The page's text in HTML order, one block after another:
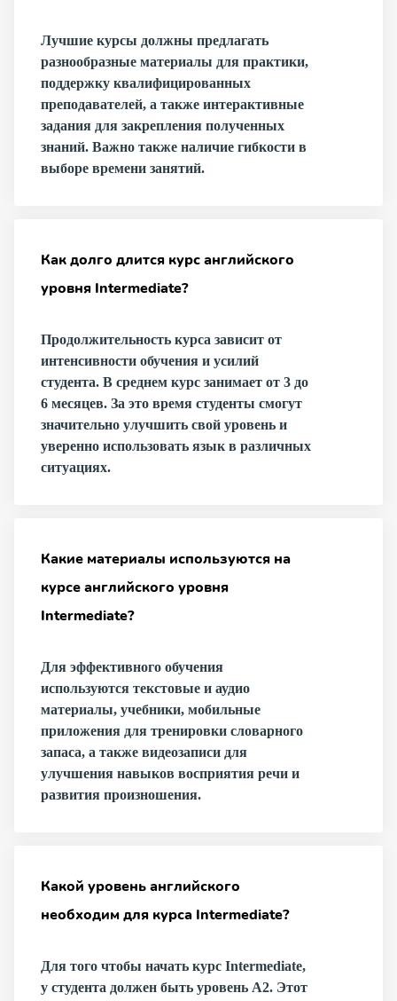
Лучшие курсы должны предлагать
разнообразные материалы для практики,
поддержку квалифицированных
преподавателей, а также интерактивные
задания для закрепления полученных
знаний. Важно также наличие гибкости в
выборе времени занятий.
Как долго длится курс английского
уровня Intermediate?
Продолжительность курса зависит от
интенсивности обучения и усилий
студента. В среднем курс занимает от 3 до
6 месяцев. За это время студенты смогут
значительно улучшить свой уровень и
уверенно использовать язык в различных
ситуациях.
Какие материалы используются на
курсе английского уровня
Intermediate?
Для эффективного обучения
используются текстовые и аудио
материалы, учебники, мобильные
приложения для тренировки словарного
запаса, а также видеозаписи для
улучшения навыков восприятия речи и
развития произношения.
Какой уровень английского
необходим для курса Intermediate?
Для того чтобы начать курс Intermediate,
у студента должен быть уровень A2. Этот